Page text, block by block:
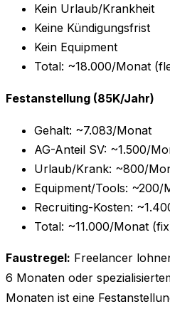
Kein Urlaub/Krankheit
Keine Kündigungsfrist
Kein Equipment
Total: ~18.000/Monat
Festanstellung (85K/Jahr)
Gehalt: ~7.083/Monat
AG-Anteil SV: ~1.500/
Urlaub/Krank: ~800/
Equipment/Tools: ~200/
Recruiting-Kosten:
Total: ~11.000/Monat
Faustregel: Freelancer
6 Monaten oder
Monaten ist eine